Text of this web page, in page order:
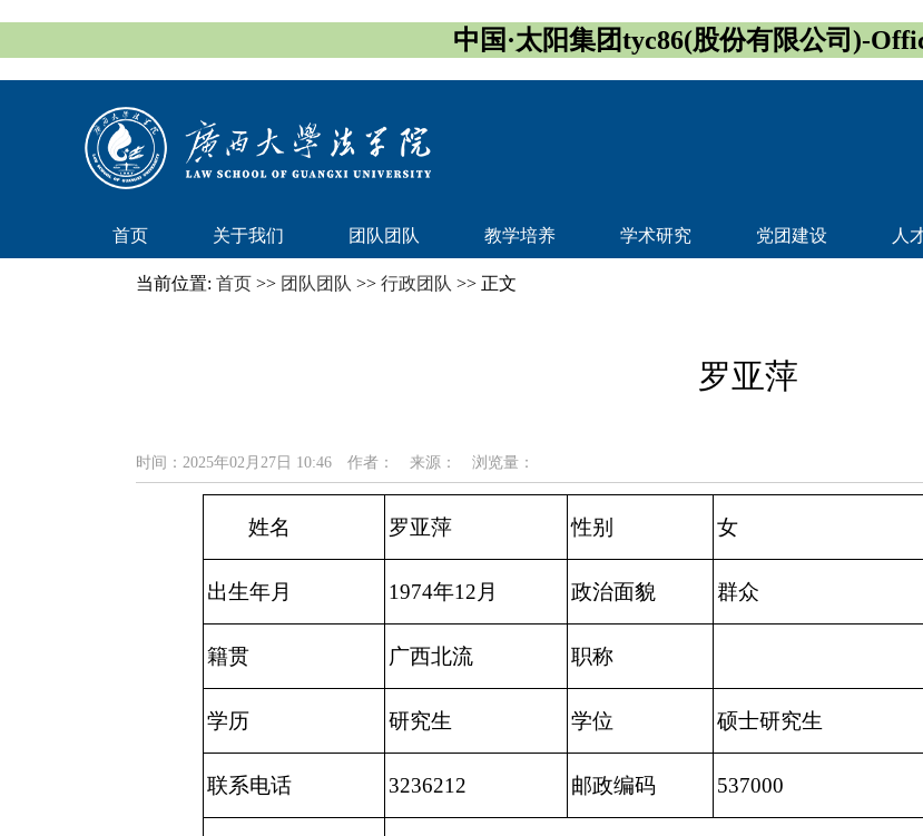
中国·太阳集团tyc86(股份有限公司)-
首页 关于我们 团队团队 教学培养 学术研究 党团建设 人
当前位置: 首页 >> 团队团队 >> 行政团队 >> 正文
罗亚萍
时间：2025年02月27日 10:46 作者： 来源： 浏览量：
姓名 罗亚萍 性别 女
出生年月 1974年12月 政治面貌 群众
籍贯 广西北流 职称
学历 研究生 学位 硕士研究生
联系电话 3236212 邮政编码 537000